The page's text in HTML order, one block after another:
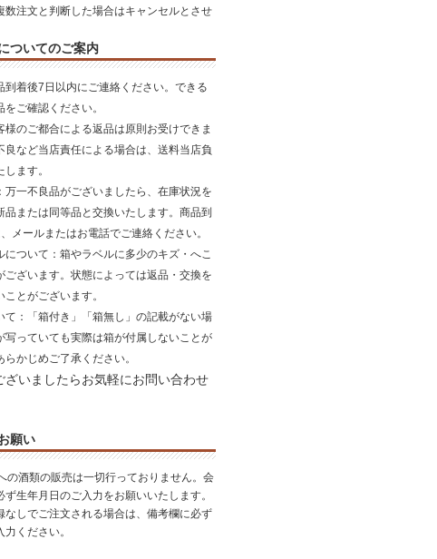
数注文と判断した場合はキャンセルとさせ
ついてのご案内
到着後7日以内にご連絡ください。できる
ご確認ください。
様のご都合による返品は原則お受けできま
良など当店責任による場合は、送料当店負
ます。
万一不良品がございましたら、在庫状況を
品または同等品と交換いたします。商品到
メールまたはお電話でご連絡ください。
について ：箱やラベルに多少のキズ・へこ
ございます。状態によっては返品・交換を
とがございます。
て ：「箱付き」「箱無し」の記載がない場
写っていても実際は箱が付属しないことが
らかじめご了承ください。
ざいましたらお気軽にお問い合わせ
願い
の酒類の販売は一切行っておりません。会
ず生年月日のご入力をお願いいたします。
なしでご注文される場合は、備考欄に必ず
ください。